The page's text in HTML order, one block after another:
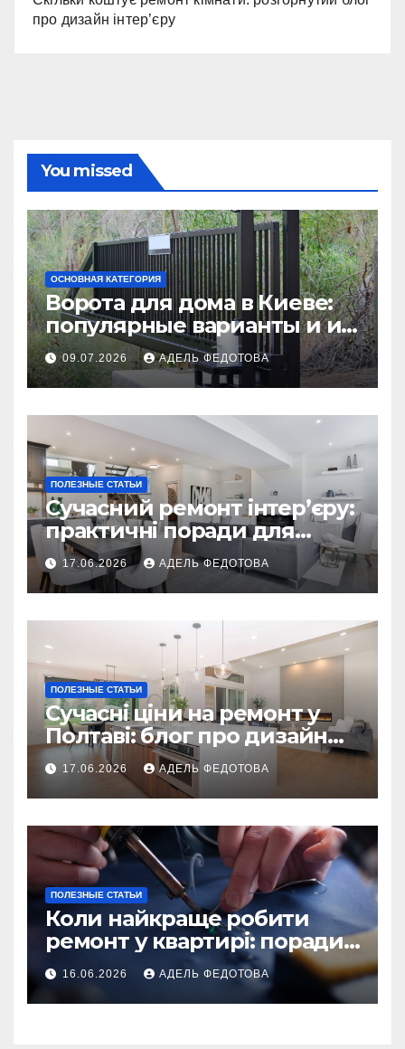
про дизайн інтер’єру
You missed
ОСНОВНАЯ КАТЕГОРИЯ
Ворота для дома в Киеве:
популярные варианты и их
особенности
09.07.2026 АДЕЛЬ ФЕДОТОВА
ПОЛЕЗНЫЕ СТАТЬИ
Сучасний ремонт інтер’єру:
практичні поради для
українських власників
17.06.2026 АДЕЛЬ ФЕДОТОВА
ПОЛЕЗНЫЕ СТАТЬИ
Сучасні ціни на ремонт у
Полтаві: блог про дизайн
інтер\’єру
17.06.2026 АДЕЛЬ ФЕДОТОВА
ПОЛЕЗНЫЕ СТАТЬИ
Коли найкраще робити
ремонт у квартирі: поради
та особливості 2026
16.06.2026 АДЕЛЬ ФЕДОТОВА